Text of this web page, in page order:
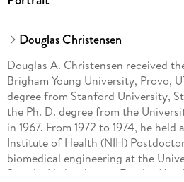
Douglas Christensen
Douglas A. Christensen received
Brigham Young University, Provo,
degree from Stanford University,
the Ph. D. degree from the
in 1967. From 1972 to 1974, he held
Institute of Health (NIH)
biomedical engineering at the
Seattle. He has been a Faculty